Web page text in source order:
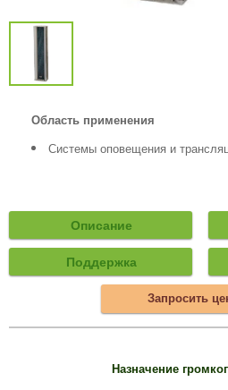
Область применения
Системы оповещения и
Описание
Поддержка
Запросить
Назначение